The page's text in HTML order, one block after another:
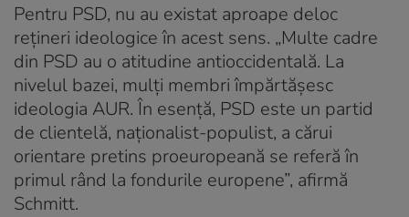
Pentru PSD, nu au existat aproape deloc
rețineri ideologice în acest sens. „Multe cadre
din PSD au o atitudine antioccidentală. La
nivelul bazei, mulți membri împărtășesc
ideologia AUR. În esență, PSD este un partid
de clientelă, naționalist-populist, a cărui
orientare pretins proeuropeană se referă în
primul rând la fondurile europene”, afirmă
Schmitt.